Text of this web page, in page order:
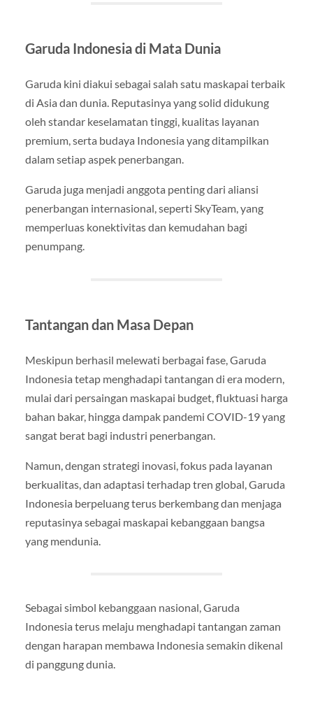
Garuda Indonesia di Mata Dunia
Garuda kini diakui sebagai salah satu maskapai terbaik
di Asia dan dunia. Reputasinya yang solid didukung
oleh standar keselamatan tinggi, kualitas layanan
premium, serta budaya Indonesia yang ditampilkan
dalam setiap aspek penerbangan.
Garuda juga menjadi anggota penting dari aliansi
penerbangan internasional, seperti SkyTeam, yang
memperluas konektivitas dan kemudahan bagi
penumpang.
Tantangan dan Masa Depan
Meskipun berhasil melewati berbagai fase, Garuda
Indonesia tetap menghadapi tantangan di era modern,
mulai dari persaingan maskapai budget, fluktuasi harga
bahan bakar, hingga dampak pandemi COVID-19 yang
sangat berat bagi industri penerbangan.
Namun, dengan strategi inovasi, fokus pada layanan
berkualitas, dan adaptasi terhadap tren global, Garuda
Indonesia berpeluang terus berkembang dan menjaga
reputasinya sebagai maskapai kebanggaan bangsa
yang mendunia.
Sebagai simbol kebanggaan nasional, Garuda
Indonesia terus melaju menghadapi tantangan zaman
dengan harapan membawa Indonesia semakin dikenal
di panggung dunia.